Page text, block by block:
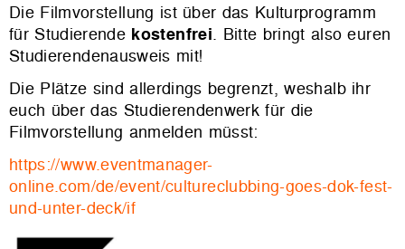
Die Filmvorstellung ist über das Kulturprogramm
für Studierende kostenfrei. Bitte bringt also euren
Studierendenausweis mit!
Die Plätze sind allerdings begrenzt, weshalb ihr
euch über das Studierendenwerk für die
Filmvorstellung anmelden müsst:
https://www.eventmanager-
online.com/de/event/cultureclubbing-goes-dok-fest-
und-unter-deck/if